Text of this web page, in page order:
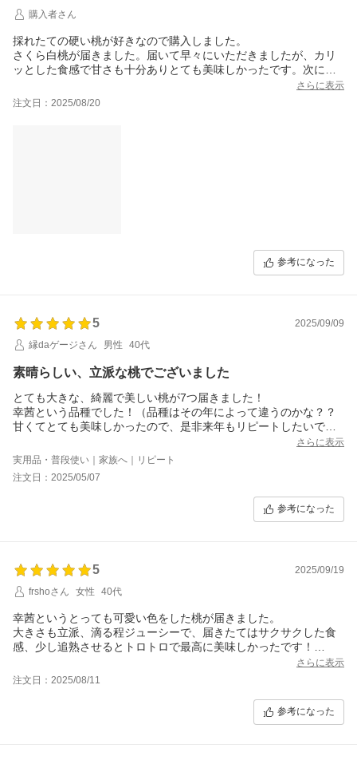
購入者さん
採れたての硬い桃が好きなので購入しました。
さくら白桃が届きました。届いて早々にいただきましたが、カリ
ッとした食感で甘さも十分ありとても美味しかったです。次に食
べたものは少し熟れていたのか、歯ごたえがありながら最初いた
だいたものより糖度が高くわずかにもっちりした食感で、これも
さらに表示
注文日：2025/08/20
参考になった
5
2025/09/09
縁daゲージさん
男性 40代
素晴らしい、立派な桃でございました
とても大きな、綺麗で美しい桃が7つ届きました！
幸茜という品種でした！（品種はその年によって違うのかな？？
甘くてとても美味しかったので、是非来年もリピートしたいで
子供達も大喜びで食べていました。
年取ると、フルーツが美味しくて美味しくて・・・
良き買い物でした。
良いものが、届くと安心してリピートでき助かります。
さらに表示
実用品・普段使い｜家族へ｜リピート
注文日：2025/05/07
参考になった
5
2025/09/19
frshoさん
女性 40代
幸茜というとっても可愛い色をした桃が届きました。
大きさも立派、滴る程ジューシーで、届きたてはサクサクした食
感、少し追熟させるとトロトロで最高に美味しかったです！
到着時、熟し加減に個体差はありましたが、それもまた食べるの
が楽しくて、最後の一つが惜しかったです笑 来年分も予約しま
さらに表示
注文日：2025/08/11
参考になった